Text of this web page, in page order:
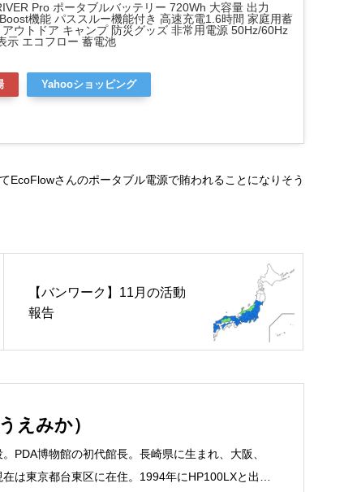
Pro ポータブルバッテリー 720Wh 大容量 出力
機能 パススルー機能付き 高速充電1.6時間 家庭用蓄
ウトドア キャンプ 防災グッズ 非常用電源 50Hz/60Hz
示 エコフロー 蓄電池
Yahooショッピング
EcoFlowさんのポータブル電源で賄われることになりそう
【バンワーク】11月の活動
報告
えみか）
PDA博物館の初代館長。長崎県に生まれ、大阪、
は東京都台東区に在住。1994年にHP100LXと出会